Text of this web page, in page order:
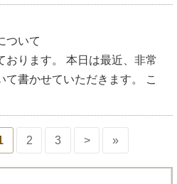
ついて
おります。 本日は最近、非常
て書かせていただきます。 こ
2 3 > »